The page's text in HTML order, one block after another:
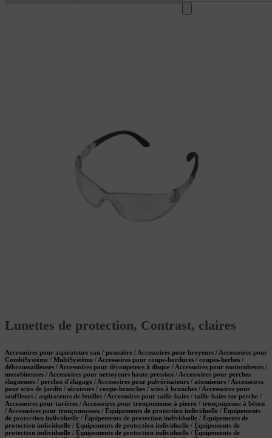
Lunettes de protection, Contrast, claires
Accessoires pour aspirateurs eau / poussière / Accessoires pour broyeurs / Accessoires pour
CombiSystème / MultiSystème / Accessoires pour coupe-bordures / coupes-herbes /
débroussailleuses / Accessoires pour découpeuses à disque / Accessoires pour motoculteurs /
motobineuses / Accessoires pour nettoyeurs haute pression / Accessoires pour perches
élagueuses / perches d'élagage / Accessoires pour pulvérisateurs / atomiseurs / Accessoires
pour scies de jardin / sécateurs / coupe-branches / scies à branches / Accessoires pour
souffleurs / aspirateurs de feuilles / Accessoires pour taille-haies / taille-haies sur perche /
Accessoires pour tarières / Accessoires pour tronçonneuse à pierre / tronçonneuse à béton
/ Accessoires pour tronçonneuses / Équipements de protection individuelle / Équipements
de protection individuelle / Équipements de protection individuelle / Équipements de
protection individuelle / Équipements de protection individuelle / Équipements de
protection individuelle / Équipements de protection individuelle / Équipements de